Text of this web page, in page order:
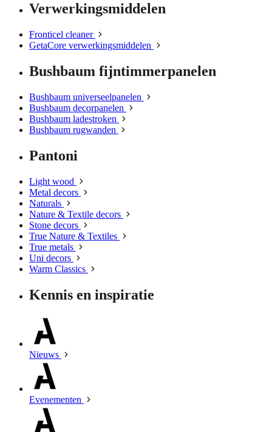
Verwerkingsmiddelen
Fronticel cleaner
GetaCore verwerkingsmiddelen
Bushbaum fijntimmerpanelen
Bushbaum universeelpanelen
Bushbaum decorpanelen
Bushbaum ladestroken
Bushbaum rugwanden
Pantoni
Light wood
Metal decors
Naturals
Nature & Textile decors
Stone decors
True Nature & Textiles
True metals
Uni decors
Warm Classics
Kennis en inspiratie
Nieuws
Evenementen